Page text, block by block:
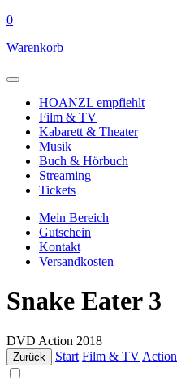
0
Warenkorb
HOANZL empfiehlt
Film & TV
Kabarett & Theater
Musik
Buch & Hörbuch
Streaming
Tickets
Mein Bereich
Gutschein
Kontakt
Versandkosten
Snake Eater 3
DVD Action 2018
Zurück Start Film & TV Action